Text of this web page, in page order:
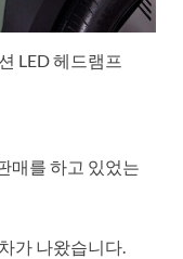
LED 헤드램프
매를 하고 있었는
가 나왔습니다.